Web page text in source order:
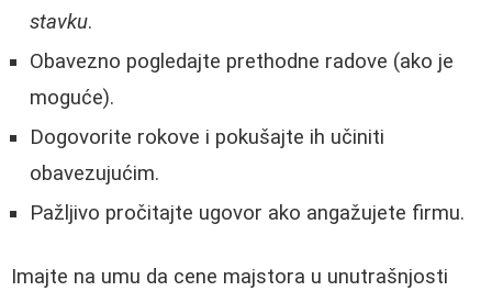
stavku.
Obavezno pogledajte prethodne radove (ako je
moguće).
Dogovorite rokove i pokušajte ih učiniti
obavezujućim.
Pažljivo pročitajte ugovor ako angažujete firmu.
Imajte na umu da cene majstora u unutrašnjosti